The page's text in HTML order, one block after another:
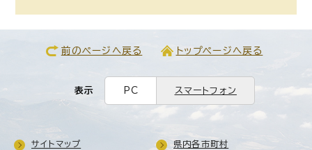
前のページへ戻る トップページへ戻る
表示 PC スマートフォン
サイトマップ 県内各市町村